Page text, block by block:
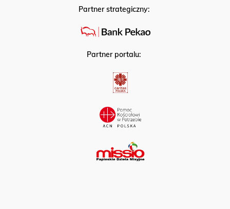
Partner strategiczny:
Partner portalu: